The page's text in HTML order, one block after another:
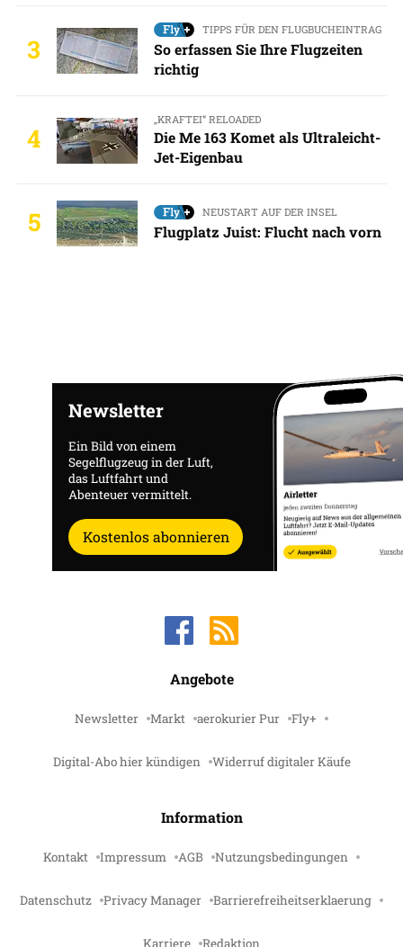
3
TIPPS FÜR DEN FLUGBUCHEINTRAG
So erfassen Sie Ihre Flugzeiten
richtig
4
„KRAFTEI“ RELOADED
Die Me 163 Komet als Ultraleicht-
Jet-Eigenbau
5 NEUSTART AUF DER INSEL
Flugplatz Juist: Flucht nach vorn
Newsletter
Ein Bild von einem
Segelflugzeug in der Luft,
das Luftfahrt und
Abenteuer vermittelt.
Kostenlos abonnieren
Angebote
Newsletter Markt aerokurier Pur Fly+
Digital-Abo hier kündigen Widerruf digitaler Käufe
Information
Kontakt Impressum AGB Nutzungsbedingungen
Datenschutz Privacy Manager Barrierefreiheitserklaerung
Karriere Redaktion